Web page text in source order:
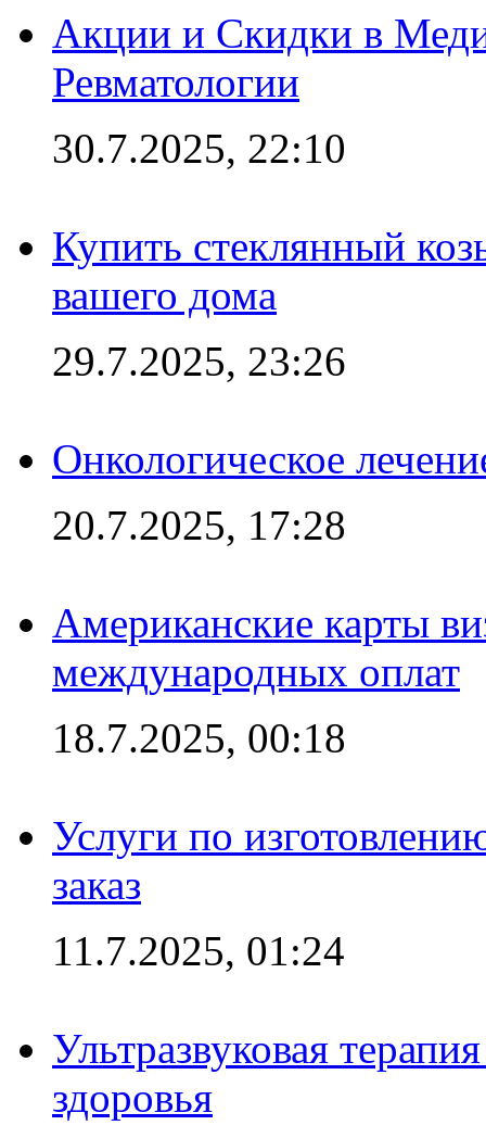
Акции и Скидки в
Ревматологии
30.7.2025, 22:10
Купить стеклянный
вашего дома
29.7.2025, 23:26
Онкологическое
20.7.2025, 17:28
Американские карты
международных оплат
18.7.2025, 00:18
Услуги по
заказ
11.7.2025, 01:24
Ультразвуковая
здоровья